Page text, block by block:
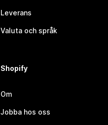
Leverans
Valuta och språk
Shopify
Om
Jobba hos oss